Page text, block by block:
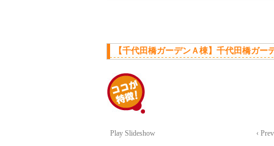
【千代田橋ガーデンＡ棟】千代田橋ガ
Play Slideshow ‹